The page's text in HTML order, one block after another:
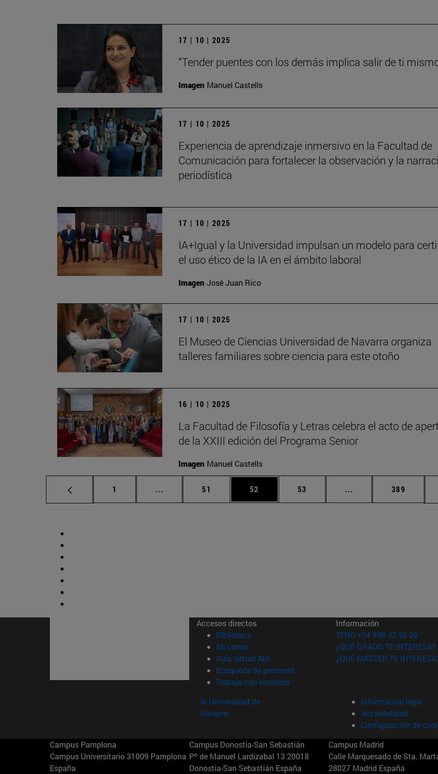
17 | 10 | 2025
“Tender puentes con los demás implica salir de ti
Imagen Manuel Castells
17 | 10 | 2025
Experiencia de aprendizaje inmersivo en la Facultad de
Comunicación para fortalecer la observación y la
periodística
17 | 10 | 2025
IA+Igual y la Universidad impulsan un modelo para
el uso ético de la IA en el ámbito laboral
Imagen José Juan Rico
17 | 10 | 2025
El Museo de Ciencias Universidad de Navarra organiza
talleres familiares sobre ciencia para este otoño
16 | 10 | 2025
La Facultad de Filosofía y Letras celebra el acto de
de la XXIII edición del Programa Senior
Imagen Manuel Castells
Página
1 ... Páginas intermedias Use TAB para desplazarse.
Página
51 Página
52 Página
53 ... Páginas intermedias
Página
389
Accesos directos
Biblioteca (abre en nueva ventana)
Mi correo(abre en nueva ventana)
Aula virtual ADI (abre en nueva ventana)
Búsqueda de personas(abre en nueva ventana)
Trabaja con nosotros(abre en nueva ventana)
Información
TFNO +34 948 42 56 00
¿QUÉ GRADO TE INTERESA?
¿QUÉ MÁSTER TE
© Universidad de
Navarra
Información legal
Accesibilidad
Configuración de
Campus Pamplona
Campus Universitario 31009 Pamplona
España
Campus Donostia-San Sebastián
Pº de Manuel Lardizabal 13 20018
Donostia-San Sebastián España
Campus Madrid
Calle Marquesado de Sta.
28027 Madrid España